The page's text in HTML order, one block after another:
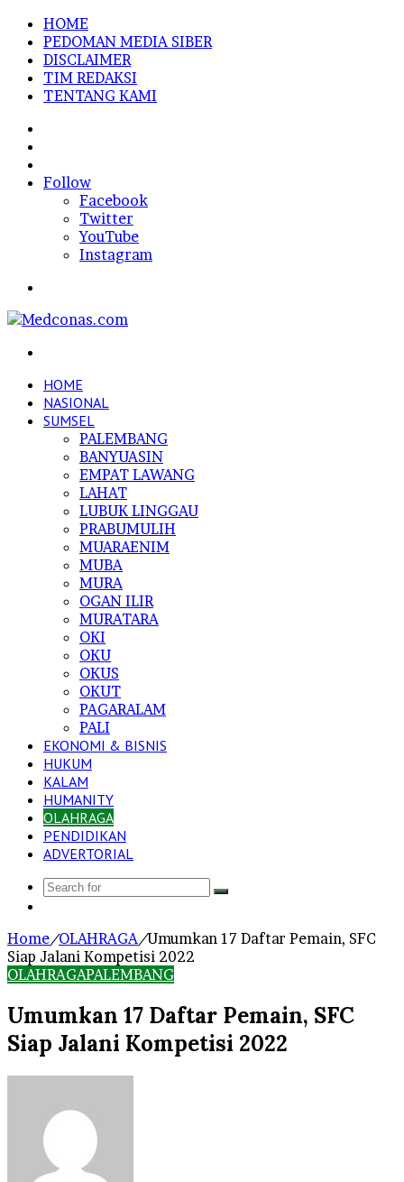
HOME
PEDOMAN MEDIA SIBER
DISCLAIMER
TIM REDAKSI
TENTANG KAMI
In
Follow
Facebook
Twitter
YouTube
Instagram
HOME
NASIONAL
SUMSEL
PALEMBANG
BANYUASIN
EMPAT LAWANG
LAHAT
LUBUK LINGGAU
PRABUMULIH
MUARAENIM
MUBA
MURA
OGAN ILIR
MURATARA
OKI
OKU
OKUS
OKUT
PAGARALAM
PALI
EKONOMI & BISNIS
HUKUM
KALAM
HUMANITY
OLAHRAGA
PENDIDIKAN
ADVERTORIAL
Search
Home/OLAHRAGA/Umumkan 17 Daftar Pemain, SFC
Siap Jalani Kompetisi 2022
OLAHRAGAPALEMBANG
Umumkan 17 Daftar Pemain, SFC
Siap Jalani Kompetisi 2022